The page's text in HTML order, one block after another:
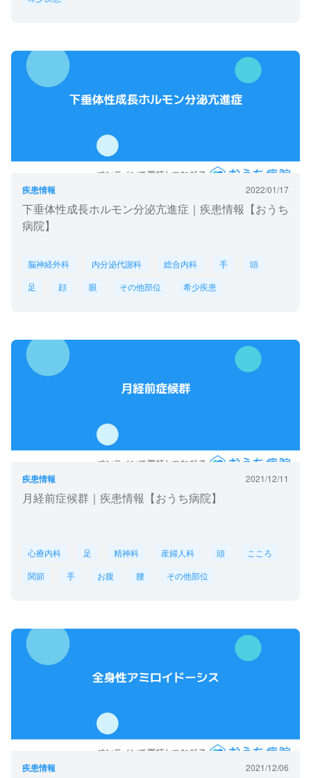
疾患情報 2022/01/17
下垂体性成長ホルモン分泌亢進症｜疾患情報【おうち
病院】
脳神経外科 内分泌代謝科 総合内科 手
頭
足
顔 眼 その他部位 希少疾患
疾患情報 2021/12/11
月経前症候群｜疾患情報【おうち病院】
心療内科 足 精神科 産婦人科 頭
こころ
関節
手 お腹 腰 その他部位
疾患情報 2021/12/06